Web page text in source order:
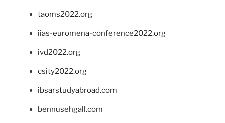
taoms2022.org
iias-euromena-conference2022.org
ivd2022.org
csity2022.org
ibsarstudyabroad.com
bennusehgall.com